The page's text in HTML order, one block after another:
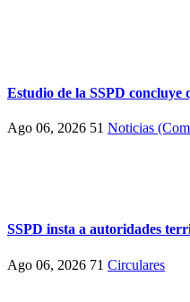
Estudio de la SSPD
Ago 06, 2026 51 Noticias
SSPD insta a autoridades
Ago 06, 2026 71 Circulares